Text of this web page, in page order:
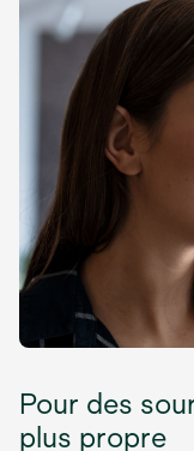
Pour des
plus propre